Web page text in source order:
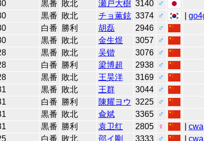
黒番 敗北 瀬戸大樹 3140
♂
黒番 敗北 チョ薫鉉 3374 ♂
白番 勝利 胡磊 2946
♂
黒番 敗北 金生煜 3057
♂
黒番 敗北 吴锴 3076
♂
白番 勝利 梁博超 2938
♂
黒番 敗北 王昊洋 3169
♂
黒番 敗北 王群 3044
♂
白番 勝利 陳耀ヨウ 3225
♂
黒番 敗北 兪斌 3365
♂
黒番 勝利 袁卫红 2805 ♀ cwa
白番 敗北 邵イ剛 3333 ♂ cwa